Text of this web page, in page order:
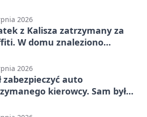
2026
z Kalisza zatrzymany za
W domu znaleziono
2026
zabezpieczyć auto
kierowcy. Sam był